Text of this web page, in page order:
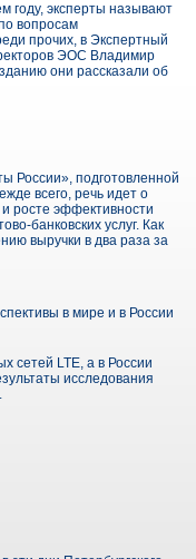
году, эксперты называют
вопросам
прочих, в Экспертный
ЭОС Владимир
они рассказали об
России», подготовленной
всего, речь идет о
росте эффективности
банковских услуг. Как
выручки в два раза за
в мире и в России
сетей LTE, а в России
исследования